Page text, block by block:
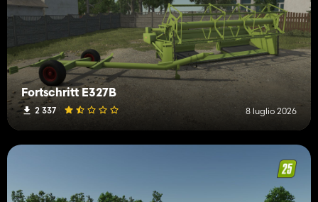
Fortschritt E327B
2 337 8 luglio 2026